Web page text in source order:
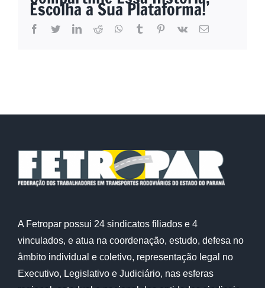
Escolha a Sua Plataforma!
facebook
twitterlinkedinreddit whatsapptumblr pinterest
vk
E-
A Fetropar possui 24 sindicatos filiados e 4
vinculados, e atua na coordenação, estudo, defesa no
âmbito individual e coletivo, representação legal no
Executivo, Legislativo e Judiciário, nas esferas